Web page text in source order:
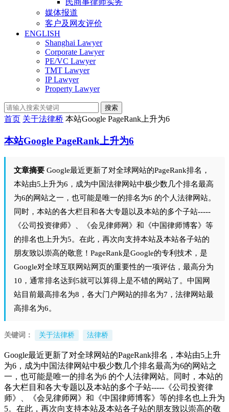
民商事律师实务
媒体报道
客户及网友评价
ENGLISH
Shanghai Lawyer
Corporate Lawyer
PE/VC Lawyer
TMT Lawyer
IP Lawyer
Property Lawyer
搜索
首页 关于法律桥 本站Google PageRank上升为6
本站Google PageRank上升为6
文章摘要 Google最近更新了对全球网站的PageRank排名，
本站由5上升为6，成为中国法律网站中极少数几个排名最高
为6的网站之一，也可能是唯一的排名为6 的个人法律网站。
同时，本站的各大栏目和各大专题以及本站的多个子站-----
《公司投资律师》、《会见律师网》和《中国律师博客》等
的排名也上升为5。在此，再次向支持本站及本站各子站的
朋友致以崇高的敬意！PageRank是Google的专利技术，是
Google对全球互联网站网页的重要性的一项评估，最高分为
10，通常排名达到5就可以算得上是不错的网站了。中国网
站目前最高排名为8，各大门户网站的排名为7，法律网站最
高排名为6。
关键词： 关于法律桥 法律桥
Google最近更新了对全球网站的PageRank排名，本站由5上升
为6，成为中国法律网站中极少数几个排名最高为6的网站之
一，也可能是唯一的排名为6 的个人法律网站。同时，本站的
各大栏目和各大专题以及本站的多个子站-----《公司投资律
师》、《会见律师网》和《中国律师博客》等的排名也上升为
5。在此，再次向支持本站及本站各子站的朋友致以崇高的敬